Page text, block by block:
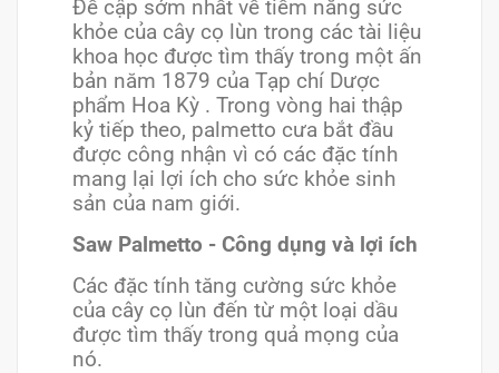
Đề cập sớm nhất về tiềm năng sức
khỏe của cây cọ lùn trong các tài liệu
khoa học được tìm thấy trong một ấn
bản năm 1879 của Tạp chí Dược
phẩm Hoa Kỳ . Trong vòng hai thập
kỷ tiếp theo, palmetto cưa bắt đầu
được công nhận vì có các đặc tính
mang lại lợi ích cho sức khỏe sinh
sản của nam giới.
Saw Palmetto - Công dụng và lợi ích
Các đặc tính tăng cường sức khỏe
của cây cọ lùn đến từ một loại dầu
được tìm thấy trong quả mọng của
nó.